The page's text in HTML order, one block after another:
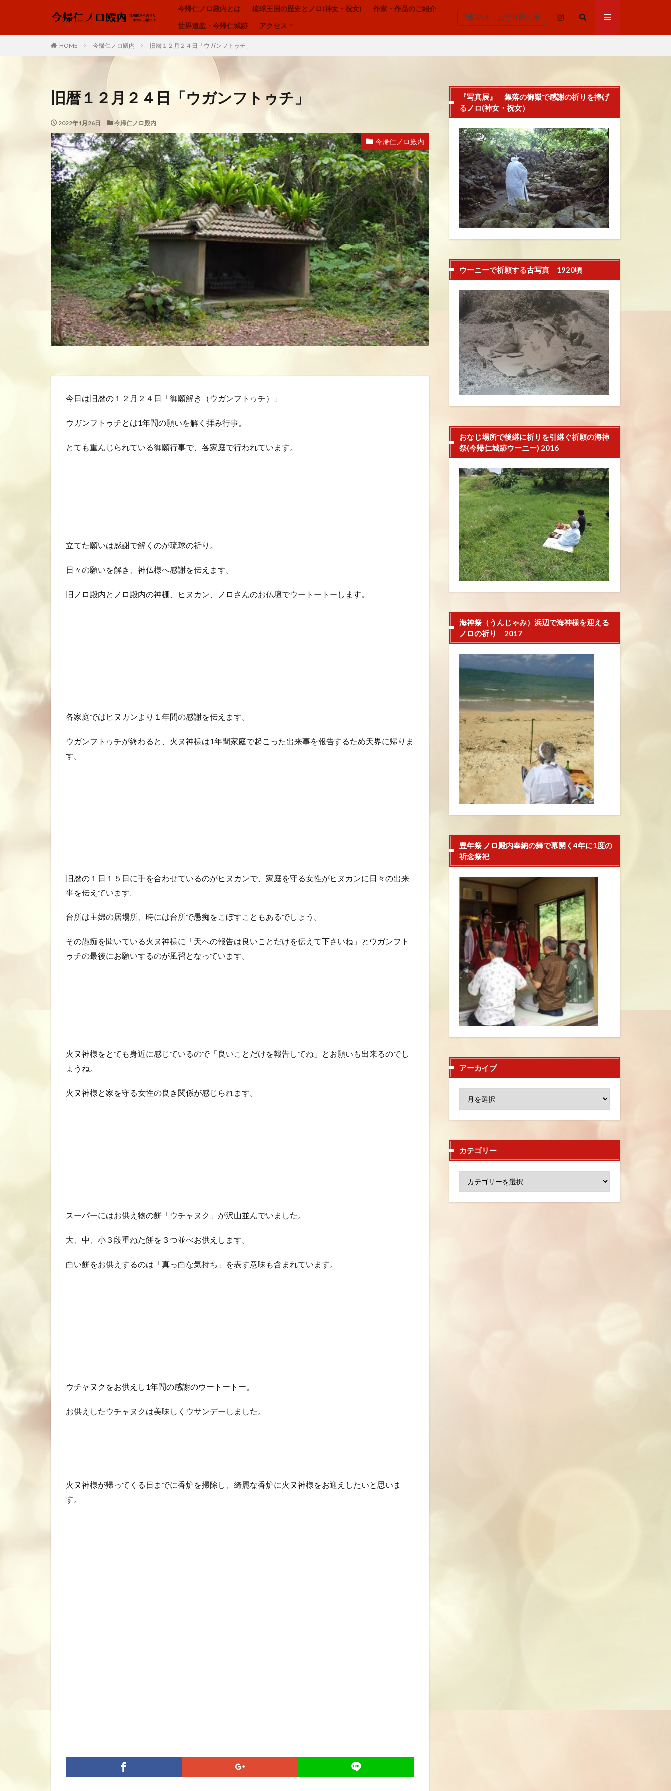
今帰仁ノロ殿内とは 琉球王国の歴史とノロ(神女・祝女)
作家・作品のご紹介
世界遺産・今帰仁城跡
アクセス
琉願の木・お守り販売所
HOME 今帰仁ノロ殿内 旧暦１２月２４日「ウガンフトゥチ」
旧暦１２月２４日「ウガンフトゥチ」
2022年1月26日 今帰仁ノロ殿内
今帰仁ノロ殿内
今日は旧暦の１２月２４日「御願解き（ウガンフトゥチ）」
ウガンフトゥチとは1年間の願いを解く拝み行事。
とても重んじられている御願行事で、各家庭で行われています。
立てた願いは感謝で解くのが琉球の祈り。
日々の願いを解き、神仏様へ感謝を伝えます。
旧ノロ殿内とノロ殿内の神棚、ヒヌカン、ノロさんのお仏壇でウートートーします。
各家庭ではヒヌカンより１年間の感謝を伝えます。
ウガンフトゥチが終わると、火ヌ神様は1年間家庭で起こった出来事を報告するため天界に帰りま
す。
旧暦の１日１５日に手を合わせているのがヒヌカンで、家庭を守る女性がヒヌカンに日々の出来
事を伝えています。
台所は主婦の居場所、時には台所で愚痴をこぼすこともあるでしょう。
その愚痴を聞いている火ヌ神様に「天への報告は良いことだけを伝えて下さいね」とウガンフト
ゥチの最後にお願いするのが風習となっています。
火ヌ神様をとても身近に感じているので「良いことだけを報告してね」とお願いも出来るのでし
ょうね。
火ヌ神様と家を守る女性の良き関係が感じられます。
スーパーにはお供え物の餅「ウチャヌク」が沢山並んでいました。
大、中、小３段重ねた餅を３つ並べお供えします。
白い餅をお供えするのは「真っ白な気持ち」を表す意味も含まれています。
ウチャヌクをお供えし1年間の感謝のウートートー。
お供えしたウチャヌクは美味しくウサンデーしました。
火ヌ神様が帰ってくる日までに香炉を掃除し、綺麗な香炉に火ヌ神様をお迎えしたいと思いま
す。
『写真展』 集落の御嶽で感謝の祈りを捧げ
るノロ(神女・祝女）
ウーニーで祈願する古写真 1920頃
おなじ場所で後継に祈りを引継ぐ祈願の海神
祭(今帰仁城跡ウーニー) 2016
海神祭（うんじゃみ）浜辺で海神様を迎える
ノロの祈り 2017
豊年祭 ノロ殿内奉納の舞で幕開く4年に1度の
祈念祭祀
アーカイブ
カテゴリー
お問合わせ
プライバシーポリシー
ノロ、ユタ、カミンチュ 今帰仁ノロ殿内 琉球の祈り ヒヌカン 御嶽
アオリヤエ ウートートー
今帰仁ノロ殿内、幸せのお福わけ、再出発、fresh-START、心、清浄
内在神、直感
寄り添う、居場所、ここにいるよ
感謝、祈りの作法、沖縄の祈り、礼儀を重んじる、拝所、御嶽
我が子へ、出会い、喜び、子宝、大吉夢
波動、揚げる、心の拠り所、立ち上がる
琉球の祈り、ノロ、神女、祝女、今帰仁城、尚巴志王、琉球処分、グスク祭祀
生きる、幸せ、安らかに
空、雲、思いやり
自分を信じるチカラ 魂の
龍さん、見える見えない、当たり前に備わる機能
龍の背、龍神様、夢、実現
検索